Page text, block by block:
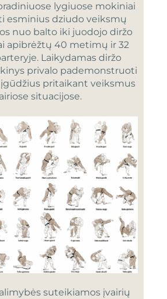
lygiuose mokiniai
esminius dziudo veiksmų
nuo balto iki juodojo diržo
apibrėžtų 40 metimų ir 32
Laikydamas diržo
privalo pademonstruoti
pritaikant veiksmus
situacijose.
suteikiamos įvairių